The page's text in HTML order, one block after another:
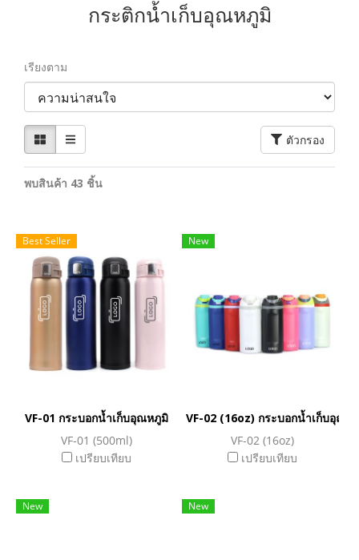
กระติกน้ำเก็บอุณหภูมิ
เรียงตาม
ตัวกรอง
พบสินค้า 43 ชิ้น
Best Seller
VF-01 กระบอกน้ำเก็บอุณหภูมิ
VF-01 (500ml)
เปรียบเทียบ
New
VF-02 (16oz) กระบอกน้ำเก็บอุณห
VF-02 (16oz)
เปรียบเทียบ
New New